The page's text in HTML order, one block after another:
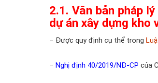
2.1. Văn bản pháp lý
dự án xây dựng kho
– Được quy định cụ thể trong
– Nghị định 40/2019/NĐ-CP của